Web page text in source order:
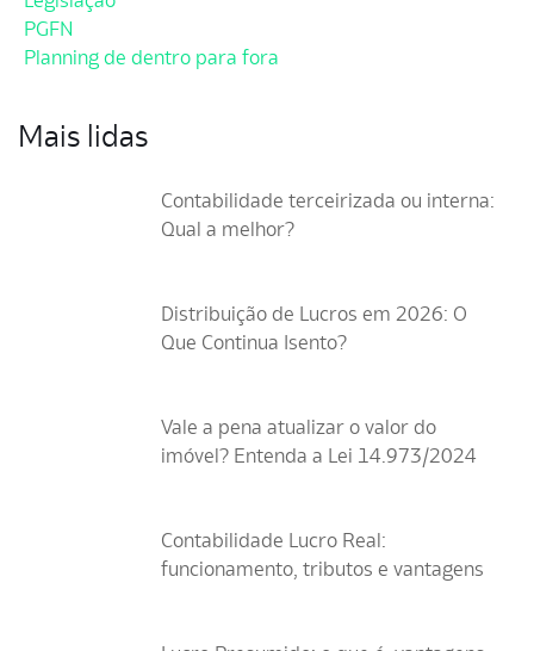
PGFN
Planning de dentro para fora
Mais lidas
Contabilidade terceirizada ou interna:
Qual a melhor?
Distribuição de Lucros em 2026: O
Que Continua Isento?
Vale a pena atualizar o valor do
imóvel? Entenda a Lei 14.973/2024
Contabilidade Lucro Real:
funcionamento, tributos e vantagens